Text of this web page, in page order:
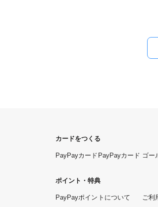
カードをつくる
PayPayカード PayPayカード ゴー
ポイント・特典
PayPayポイントについて ご利